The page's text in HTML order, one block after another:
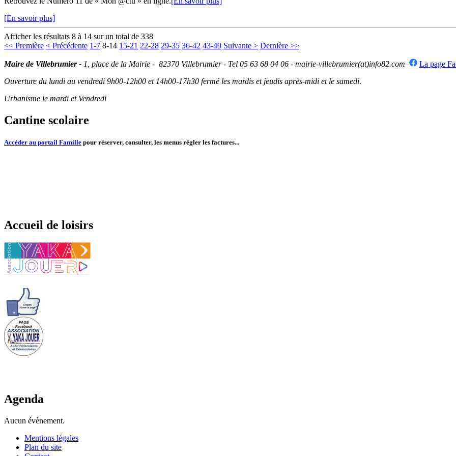
[En savoir plus]
Afficher les résultats 8 à 14 sur un total de 338
<< Première < Précédente 1-7 8-14 15-21 22-28 29-35 36-42 43-49 Suivante > Dernière >>
Maire de Villebrumier - 1, place de la Mairie - 82370 Villebrumier - Tel 05 63 68 04 06 - mairie-villebrumier(at)info82.com
La page
Ouverture du lundi au vendredi 9h00-12h00 et 14h00-17h30 fermé les mardis et jeudis après-midi et le samedi.
Urbanisme le mardi et Vendredi
Cantine scolaire
Accéder au portail Famille pour réserver, consulter, les menus régler les factures...
Accueil de loisirs
Agenda
Aucun évènement.
Mentions légales
Plan du site